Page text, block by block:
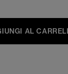
AL